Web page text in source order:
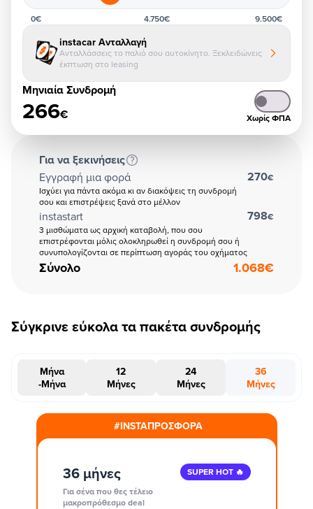
0€ 4.750€ 9.500€
instacar Ανταλλαγή
Ανταλλάσσεις το παλιό σου αυτοκίνητο. Ξεκλειδώνεις
έκπτωση στο leasing
Μηνιαία Συνδρομή
266€ Χωρίς ΦΠΑ
Για να ξεκινήσεις
Εγγραφή μια φορά
Ισχύει για πάντα ακόμα κι αν διακόψεις τη συνδρομή
σου και επιστρέψεις ξανά στο μέλλον
270€
instastart
3 μισθώματα ως αρχική καταβολή, που σου
επιστρέφονται μόλις ολοκληρωθεί η συνδρομή σου ή
συνυπολογίζονται σε περίπτωση αγοράς του οχήματος
798€
Σύνολο 1.068€
Σύγκρινε εύκολα τα πακέτα συνδρομής
Μήνα
-Μήνα
12
Μήνες
24
Μήνες
36
Μήνες
#INSTAΠΡΟΣΦΟΡΑ
36 μήνες
Για σένα που θες τέλειο
μακροπρόθεσμο deal
SUPER HOT 🔥